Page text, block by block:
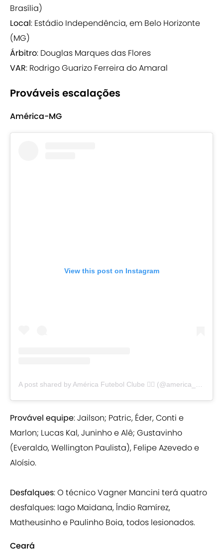
Brasília)
Local: Estádio Independência, em Belo Horizonte
(MG)
Árbitro: Douglas Marques das Flores
VAR: Rodrigo Guarizo Ferreira do Amaral
Prováveis escalações
América-MG
View this post on Instagram
A post shared by América Futebol Clube ✊🏿 (@america_mg)
Provável equipe: Jailson; Patric, Éder, Conti e
Marlon; Lucas Kal, Juninho e Alê; Gustavinho
(Everaldo, Wellington Paulista), Felipe Azevedo e
Aloísio.
Desfalques: O técnico Vagner Mancini terá quatro
desfalques: Iago Maidana, Índio Ramírez,
Matheusinho e Paulinho Boia, todos lesionados.
Ceará